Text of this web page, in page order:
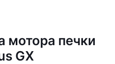
мотора печки
GX